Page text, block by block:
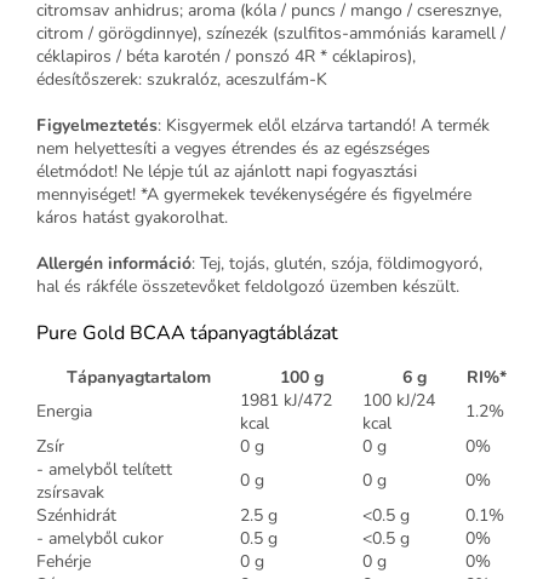
citromsav anhidrus; aroma (kóla / puncs / mango / cseresznye,
citrom / görögdinnye), színezék (szulfitos-ammóniás karamell /
céklapiros / béta karotén / ponszó 4R * céklapiros),
édesítőszerek: szukralóz, aceszulfám-K
Figyelmeztetés: Kisgyermek elől elzárva tartandó! A termék
nem helyettesíti a vegyes étrendes és az egészséges
életmódot! Ne lépje túl az ajánlott napi fogyasztási
mennyiséget! *A gyermekek tevékenységére és figyelmére
káros hatást gyakorolhat.
Allergén információ: Tej, tojás, glutén, szója, földimogyoró,
hal és rákféle összetevőket feldolgozó üzemben készült.
Pure Gold BCAA tápanyagtáblázat
Tápanyagtartalom 100 g 6 g
RI%*
Energia
1981 kJ/472
kcal
100 kJ/24
kcal
1.2%
Zsír
0 g 0 g
0%
- amelyből telített
zsírsavak
0 g 0 g
0%
Szénhidrát
2.5 g <0.5 g
0.1%
- amelyből cukor
0.5 g <0.5 g
0%
Fehérje
0 g 0 g
0%